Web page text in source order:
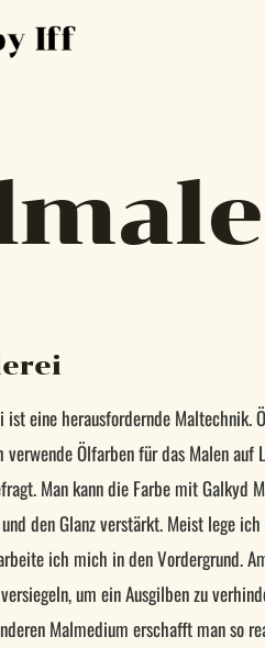
ist eine herausfordernde Maltechnik.
verwende Ölfarben für das Malen
Man kann die Farbe mit Galkyd
den Glanz verstärkt. Meist lege
ich mich in den Vordergrund.
um ein Ausgilben zu
Malmedium erschafft man so